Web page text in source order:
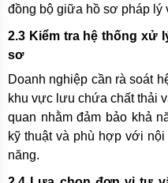
đồng bộ giữa hồ sơ pháp lý
2.3 Kiểm tra hệ thống xử
sơ
Doanh nghiệp cần rà soát
khu vực lưu chứa chất thải
quan nhằm đảm bảo khả
kỹ thuật và phù hợp với
năng.